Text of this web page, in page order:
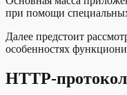
при помощи
Далее предстоит
особенностях
HTTP-